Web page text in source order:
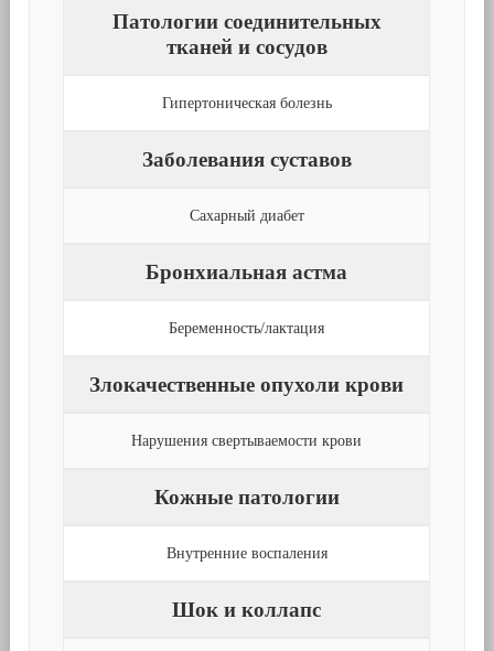
Патологии соединительных
тканей и сосудов
Гипертоническая болезнь
Заболевания суставов
Сахарный диабет
Бронхиальная астма
Беременность/лактация
Злокачественные опухоли крови
Нарушения свертываемости крови
Кожные патологии
Внутренние воспаления
Шок и коллапс